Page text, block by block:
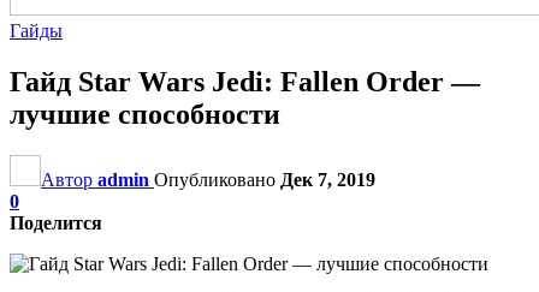
Гайды
Гайд Star Wars Jedi: Fallen Order —
лучшие способности
Автор admin Опубликовано Дек 7, 2019
0
Поделится